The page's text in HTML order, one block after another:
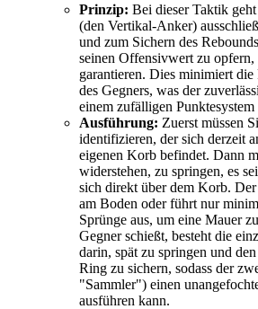
Prinzip: Bei dieser Taktik
(den Vertikal-Anker)
und zum Sichern des
seinen Offensivwert zu
garantieren. Dies minimiert
des Gegners, was der
einem zufälligen Punktesystem
Ausführung: Zuerst müssen
identifizieren, der sich derzeit
eigenen Korb befindet. Dann
widerstehen, zu springen, es
sich direkt über dem Korb.
am Boden oder führt nur
Sprünge aus, um eine Mauer
Gegner schießt, besteht die
darin, spät zu springen und
Ring zu sichern, sodass der
"Sammler") einen
ausführen kann.